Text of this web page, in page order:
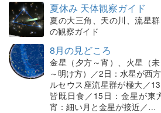
夏休み 天体観察ガイド
夏の大三角、天の川、流星
の観察ガイド
8月の見どころ
金星（夕方～宵）、火星（
～明け方）／2日：水星が西
ルセウス座流星群が極大／
皆既日食／15日：金星が東
宵：細い月と金星が接近／…